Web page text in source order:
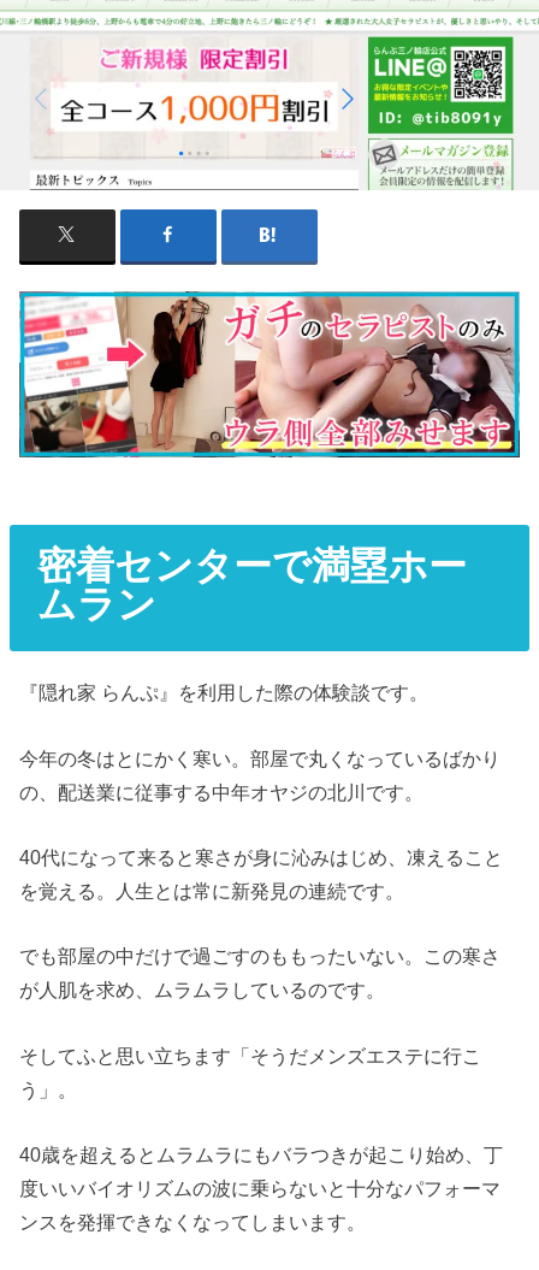
密着センターで満塁ホー
ムラン
『隠れ家 らんぷ』を利用した際の体験談です。
今年の冬はとにかく寒い。部屋で丸くなっているばかり
の、配送業に従事する中年オヤジの北川です。
40代になって来ると寒さが身に沁みはじめ、凍えること
を覚える。人生とは常に新発見の連続です。
でも部屋の中だけで過ごすのももったいない。この寒さ
が人肌を求め、ムラムラしているのです。
そしてふと思い立ちます「そうだメンズエステに行こ
う」。
40歳を超えるとムラムラにもバラつきが起こり始め、丁
度いいバイオリズムの波に乗らないと十分なパフォーマ
ンスを発揮できなくなってしまいます。